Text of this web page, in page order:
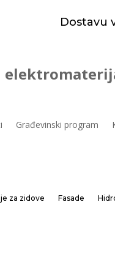
Dostavu
Građevinski program
za zidove Fasade